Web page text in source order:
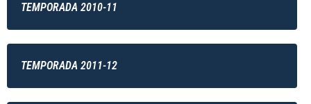
TEMPORADA 2010-11
TEMPORADA 2011-12